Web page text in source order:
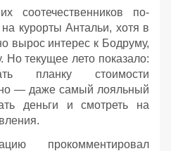
соотечественников по-
курорты Антальи, хотя в
вырос интерес к Бодруму,
текущее лето показало:
планку стоимости
— даже самый лояльный
деньги и смотреть на
прокомментировал